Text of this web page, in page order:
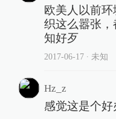
欧美人以前
织这么嚣张
知好歹
2017-06-17∙ 未知
Hz_z
感觉这是个好